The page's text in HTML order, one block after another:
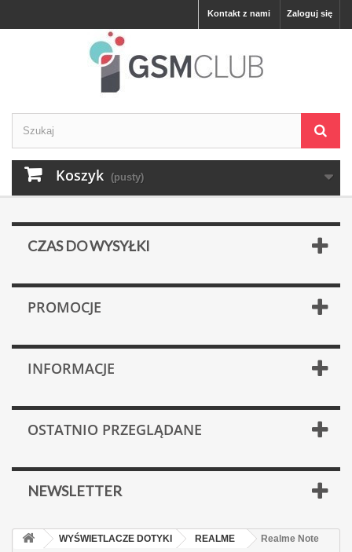
Zaloguj się
Kontakt z nami
Koszyk (pusty)
CZAS DO WYSYŁKI
PROMOCJE
INFORMACJE
OSTATNIO PRZEGLĄDANE
NEWSLETTER
WYŚWIETLACZE DOTYKI REALME
Realme Note